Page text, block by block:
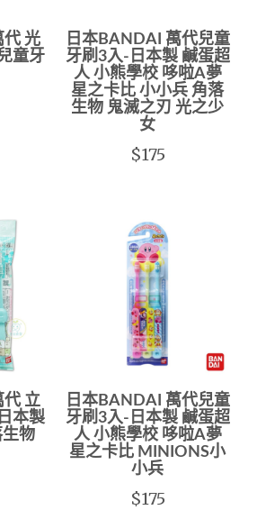
代 光
童牙
日本BANDAI 萬代兒童
牙刷3入-日本製 鹹蛋超
人 小熊學校 哆啦A夢
星之卡比 小小兵 角落
生物 鬼滅之刃 光之少
女
$175
代 立
本製
物
日本BANDAI 萬代兒童
牙刷3入-日本製 鹹蛋超
人 小熊學校 哆啦A夢
星之卡比 MINIONS小
小兵
$175